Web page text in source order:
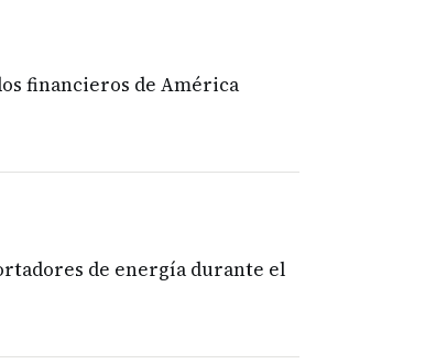
financieros de América
de energía durante el